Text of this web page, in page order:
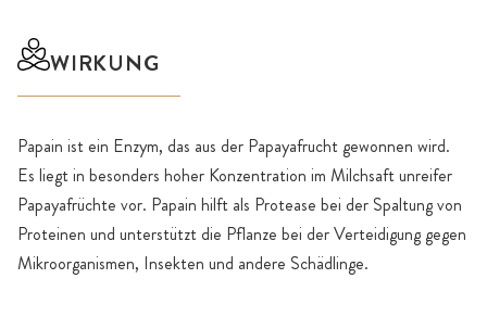
WIRKUNG
Papain ist ein Enzym, das aus der Papayafrucht gewonnen wird.
Es liegt in besonders hoher Konzentration im Milchsaft unreifer
Papayafrüchte vor. Papain hilft als Protease bei der Spaltung von
Proteinen und unterstützt die Pflanze bei der Verteidigung gegen
Mikroorganismen, Insekten und andere Schädlinge.